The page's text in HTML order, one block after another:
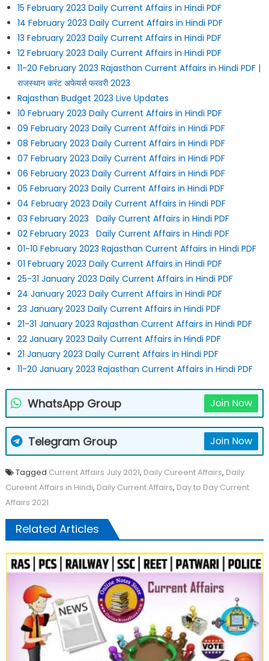
15 February 2023 Daily Current Affairs in Hindi PDF
14 February 2023 Daily Current Affairs in Hindi PDF
13 February 2023 Daily Current Affairs in Hindi PDF
12 February 2023 Daily Current Affairs in Hindi PDF
11-20 February 2023 Rajasthan Current Affairs in Hindi PDF |
राजस्थान करंट अफेयर्स फरवरी 2023
Rajasthan Budget 2023 Live Updates
10 February 2023 Daily Current Affairs in Hindi PDF
09 February 2023 Daily Current Affairs in Hindi PDF
08 February 2023 Daily Current Affairs in Hindi PDF
07 February 2023 Daily Current Affairs in Hindi PDF
06 February 2023 Daily Current Affairs in Hindi PDF
05 February 2023 Daily Current Affairs in Hindi PDF
04 February 2023 Daily Current Affairs in Hindi PDF
03 February 2023 Daily Current Affairs in Hindi PDF
02 February 2023 Daily Current Affairs in Hindi PDF
01-10 February 2023 Rajasthan Current Affairs in Hindi PDF
01 February 2023 Daily Current Affairs in Hindi PDF
25-31 January 2023 Daily Current Affairs in Hindi PDF
24 January 2023 Daily Current Affairs in Hindi PDF
23 January 2023 Daily Current Affairs in Hindi PDF
21-31 January 2023 Rajasthan Current Affairs in Hindi PDF
22 January 2023 Daily Current Affairs in Hindi PDF
21 January 2023 Daily Current Affairs in Hindi PDF
11-20 January 2023 Rajasthan Current Affairs in Hindi PDF
WhatsApp Group Join Now
Telegram Group Join Now
Tagged Current Affairs July 2021, Daily Cureent Affairs, Daily
Cureent Affairs in Hindi, Daily Current Affairs, Day to Day Current
Affairs 2021
Related Articles